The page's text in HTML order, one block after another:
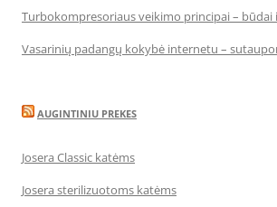
Turbokompresoriaus veikimo principai –
Vasarinių padangų kokybė internetu –
AUGINTINIU PREKES
Josera Classic katėms
Josera sterilizuotoms katėms